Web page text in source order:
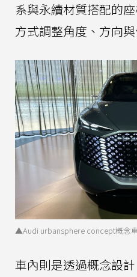
系與永續材質搭配的
方式調整角度、方向與
▲Audi urbansphere concept概念
車內則是透過概念設